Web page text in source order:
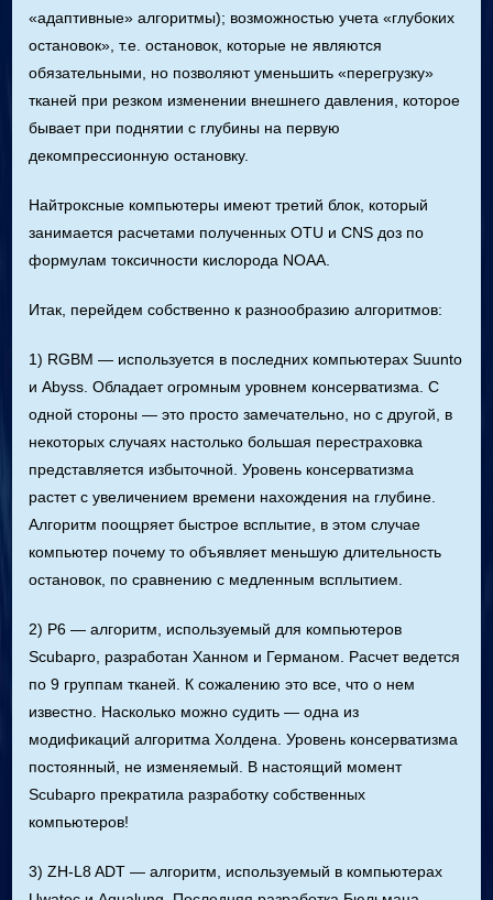
«адаптивные» алгоритмы); возможностью учета «глубоких
остановок», т.е. остановок, которые не являются
обязательными, но позволяют уменьшить «перегрузку»
тканей при резком изменении внешнего давления, которое
бывает при поднятии с глубины на первую
декомпрессионную остановку.
Найтроксные компьютеры имеют третий блок, который
занимается расчетами полученных OTU и CNS доз по
формулам токсичности кислорода NOAA.
Итак, перейдем собственно к разнообразию алгоритмов:
1) RGBM — используется в последних компьютерах Suunto
и Abyss. Обладает огромным уровнем консерватизма. С
одной стороны — это просто замечательно, но с другой, в
некоторых случаях настолько большая перестраховка
представляется избыточной. Уровень консерватизма
растет с увеличением времени нахождения на глубине.
Алгоритм поощряет быстрое всплытие, в этом случае
компьютер почему то объявляет меньшую длительность
остановок, по сравнению с медленным всплытием.
2) P6 — алгоритм, используемый для компьютеров
Scubapro, разработан Ханном и Германом. Расчет ведется
по 9 группам тканей. К сожалению это все, что о нем
известно. Насколько можно судить — одна из
модификаций алгоритма Холдена. Уровень консерватизма
постоянный, не изменяемый. В настоящий момент
Scubapro прекратила разработку собственных
компьютеров!
3) ZH-L8 ADT — алгоритм, используемый в компьютерах